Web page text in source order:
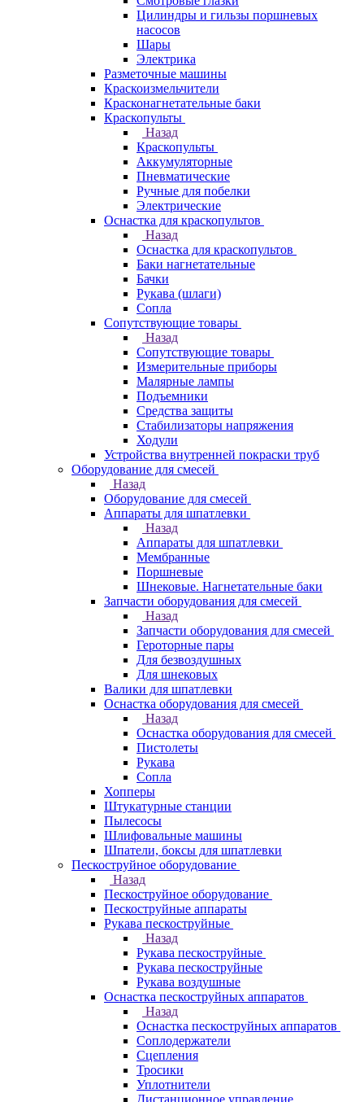
Цилиндры и гильзы поршневых
насосов
Шары
Электрика
Разметочные машины
Краскоизмельчители
Красконагнетательные баки
Краскопульты
Назад
Краскопульты
Аккумуляторные
Пневматические
Ручные для побелки
Электрические
Оснастка для краскопультов
Назад
Оснастка для краскопультов
Баки нагнетательные
Бачки
Рукава (шлаги)
Сопла
Сопутствующие товары
Назад
Сопутствующие товары
Измерительные приборы
Малярные лампы
Подъемники
Средства защиты
Стабилизаторы напряжения
Ходули
Устройства внутренней покраски труб
Оборудование для смесей
Назад
Оборудование для смесей
Аппараты для шпатлевки
Назад
Аппараты для шпатлевки
Мембранные
Поршневые
Шнековые. Нагнетательные баки
Запчасти оборудования для смесей
Назад
Запчасти оборудования для смесей
Героторные пары
Для безвоздушных
Для шнековых
Валики для шпатлевки
Оснастка оборудования для смесей
Назад
Оснастка оборудования для смесей
Пистолеты
Рукава
Сопла
Хопперы
Штукатурные станции
Пылесосы
Шлифовальные машины
Шпатели, боксы для шпатлевки
Пескоструйное оборудование
Назад
Пескоструйное оборудование
Пескоструйные аппараты
Рукава пескоструйные
Назад
Рукава пескоструйные
Рукава пескоструйные
Рукава воздушные
Оснастка пескоструйных аппаратов
Назад
Оснастка пескоструйных аппаратов
Соплодержатели
Сцепления
Тросики
Уплотнители
Дистанционное управление